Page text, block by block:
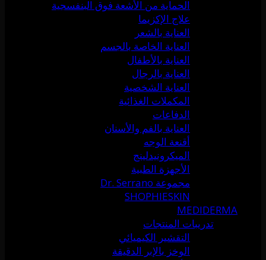
الحماية من الأشعة فوق البنفسجية
علاج الإكزيما
العناية بالشعر
العناية الخاصة بالجسم
العناية بالأطفال
العناية بالرجال
العناية الشخصية
المكملات الغذائية
الدفاعات
العناية بالفم والأسنان
أقنعة الوجه
الميكرونيدلينج
الأجهزة الطبية
مجموعة Dr. Serrano
SHOPHIESKIN
MEDIDERMA
تدريبات المنتجات
التقشير الكيميائي
الوخز بالإبر الدقيقة